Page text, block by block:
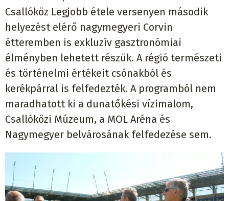
Csallóköz Legjobb étele versenyen második
helyezést elérő nagymegyeri Corvin
étteremben is exkluzív gasztronómiai
élményben lehetett részük. A régió természeti
és történelmi értékeit csónakból és
kerékpárral is felfedezték. A programból nem
maradhatott ki a dunatőkési vízimalom,
Csallóközi Múzeum, a MOL Aréna és
Nagymegyer belvárosának felfedezése sem.